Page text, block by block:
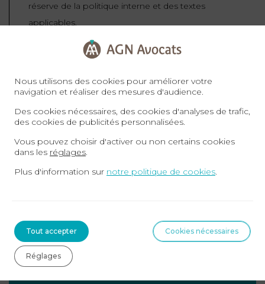
réserve de la politique interne et des textes
applicables.
La maîtrise des horaires et des heures
claires, un suivi rigoureux et des ajustements
saisonniers (notamment pendant le Ramadan). En
structurant vos pratiques (plannings, pointage,
formations) et en intégrant les spécificités
sectorielles et publiques, vous sécurisez la
conformité, soutenez la performance et prévenez
Une question sur la majoration des heures
supplémentaires ou les horaires réduits du
Ramadan ? Prenez rendez-vous avec nos avocats
experts en droit du travail aux EAU.
Nous utilisons des cookies pour améliorer votre
navigation et réaliser des mesures d'audience.
Des cookies nécessaires, des cookies d'analyses de trafic,
des cookies de publicités personnalisées.
Vous pouvez choisir d'activer ou non certains cookies
dans les réglages
Plus d'information sur notre politique de cookies
Tout accepter Cookies nécessaires
Réglages